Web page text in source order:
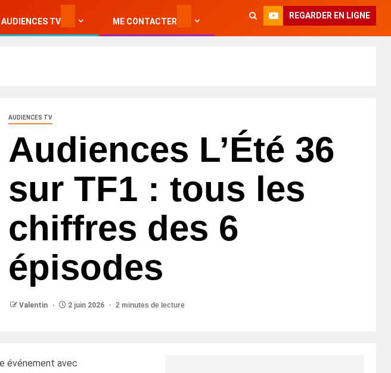
AUDIENCES TV ME CONTACTER
REGARDER EN LIGNE
AUDIENCES TV
Audiences L’Été 36
sur TF1 : tous les
chiffres des 6
épisodes
Valentin 2 juin 2026 2 minutes de lecture
événement avec